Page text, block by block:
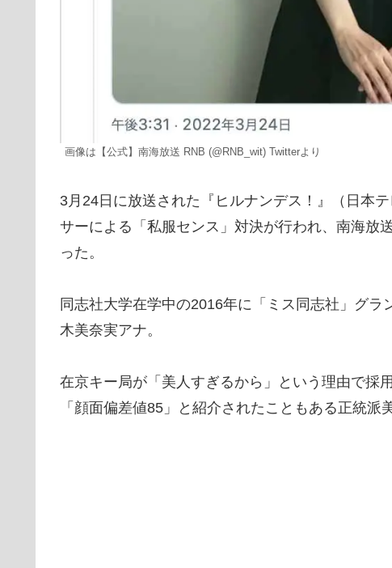
画像は【公式】南海放送 RNB (@RNB_wit) Twitterより
3月24日に放送された『ヒルナンデス！』（日本
サーによる「私服センス」対決が行われ、南海放
った。
同志社大学在学中の2016年に「ミス同志社」グ
木美奈実アナ。
在京キー局が「美人すぎるから」という理由で採
「顔面偏差値85」と紹介されたこともある正統派